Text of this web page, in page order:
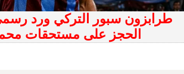
طرابزون سبور التركي ورد
الحجز على مستحقات